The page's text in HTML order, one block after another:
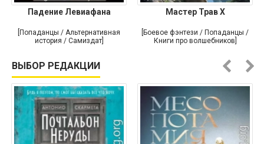
Падение Левиафана
[Попаданцы / Альтернативная
история / Самиздат]
Мастер Трав X
[Боевое фэнтези / Попаданцы /
Книги про волшебников]
ВЫБОР РЕДАКЦИИ